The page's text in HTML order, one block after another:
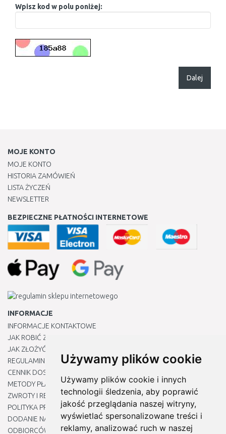
Używamy plików cookie
Używamy plików cookie i innych
technologii śledzenia, aby poprawić
jakość przeglądania naszej witryny,
wyświetlać spersonalizowane treści i
reklamy, analizować ruch w naszej
Wpisz kod w polu poniżej:
Dalej
MOJE KONTO
MOJE KONTO
HISTORIA ZAMÓWIEŃ
LISTA ŻYCZEŃ
NEWSLETTER
BEZPIECZNE PŁATNOŚCI INTERNETOWE
INFORMACJE
INFORMACJE KONTAKTOWE
JAK ROBIĆ ZAKUPY ?
JAK ZŁOŻYĆ REKLAMACJĘ
REGULAMIN
CENNIK DOSTAWY
METODY PŁATNOŚCI
ZWROTY I REKLAMACJE PRODUKTÓW
POLITYKA PRYWATNOŚCI
DODANIE NASZYCH ADRESÓW E-MAIL DO LISTY ZAUFANYCH
ODBIORCÓW